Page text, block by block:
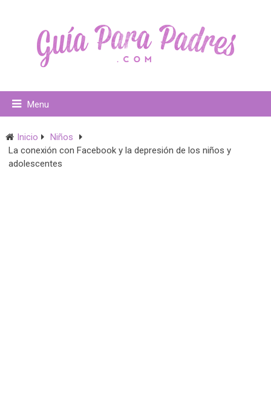
Menu
Inicio
Niños
La conexión con Facebook y la depresión de los niños y
adolescentes